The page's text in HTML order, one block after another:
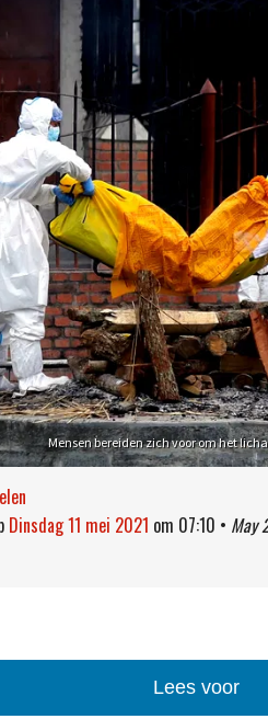
Mensen bereiden zich voor om het
dinsdag 11 mei 2021 om 07:10 • May
Lees voor